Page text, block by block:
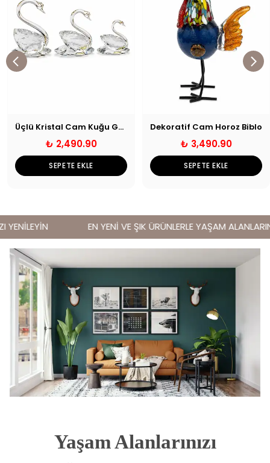
Üçlü Kristal Cam Kuğu Gümüş
₺ 2,490.90
SEPETE EKLE
Dekoratif Cam Horoz Biblo
₺ 3,490.90
SEPETE EKLE
EN YENİ VE ŞIK ÜRÜNLERLE YAŞAM
Yaşam Alanlarınızı